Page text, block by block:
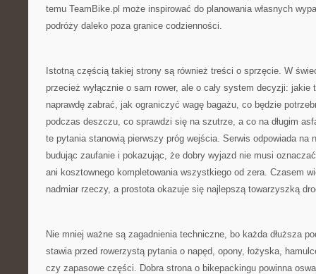
temu TeamBike.pl może inspirować do planowania własnych
podróży daleko poza granice codzienności.
Istotną częścią takiej strony są również treści o sprzęcie. W
przecież wyłącznie o sam rower, ale o cały system decyzji:
naprawdę zabrać, jak ograniczyć wagę bagażu, co będzie
podczas deszczu, co sprawdzi się na szutrze, a co na długim
te pytania stanowią pierwszy próg wejścia. Serwis odpowiada na
budując zaufanie i pokazując, że dobry wyjazd nie musi
ani kosztownego kompletowania wszystkiego od zera. Czasem
nadmiar rzeczy, a prostota okazuje się najlepszą towarzyszką
Nie mniej ważne są zagadnienia techniczne, bo każda dłuższa
stawia przed rowerzystą pytania o napęd, opony, łożyska,
czy zapasowe części. Dobra strona o bikepackingu powinna